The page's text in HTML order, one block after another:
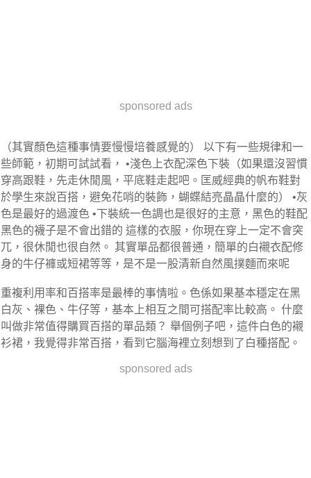
sponsored ads
（其實顏色這種事情要慢慢培養感覺的） 以下有一些規律和一
些師範，初期可試試看， •淺色上衣配深色下裝（如果還沒習慣
穿高跟鞋，先走休閒風，平底鞋走起吧。匡威經典的帆布鞋對
於學生來說百搭，避免花哨的裝飾，蝴蝶結亮晶晶什麼的） •灰
色是最好的過渡色 •下裝統一色調也是很好的主意，黑色的鞋配
黑色的襪子是不會出錯的 這樣的衣服，你現在穿上一定不會突
兀，很休閒也很自然。 其實單品都很普通，簡單的白襯衣配修
身的牛仔褲或短裙等等，是不是一股清新自然風撲麵而來呢
重複利用率和百搭率是最棒的事情啦。色係如果基本穩定在黑
白灰、裸色、牛仔等，基本上相互之間可搭配率比較高。 什麼
叫做非常值得購買百搭的單品類？ 舉個例子吧，這件白色的襯
衫裙，我覺得非常百搭，看到它腦海裡立刻想到了白種搭配。
sponsored ads